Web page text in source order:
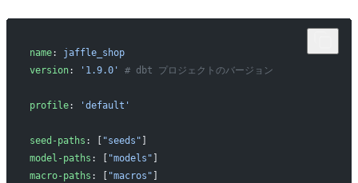
name: jaffle_shop
version: '1.9.0' # dbt プロジェクトのバージョン
profile: 'default'
seed-paths : [ "seeds"
model-paths : [ "models"
macro-paths : [ "macros"